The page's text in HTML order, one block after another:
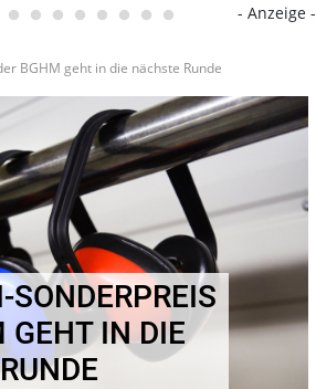
- Anzeige -
BGHM geht in die nächste Runde
SONDERPREIS
GEHT IN DIE